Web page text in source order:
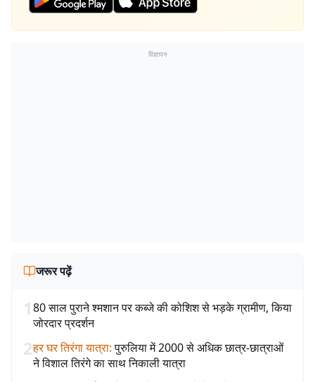
विज्ञापन
जरूर पढ़ें
180 साल पुराने श्मशान पर कब्जे की कोशिश से भड़के ग्रामीण, किया
जोरदार प्रदर्शन
2हर घर तिरंगा यात्रा: पुरुलिया में 2000 से अधिक छात्र-छात्राओं
ने विशाल तिरंगे का साथ निकाली यात्रा